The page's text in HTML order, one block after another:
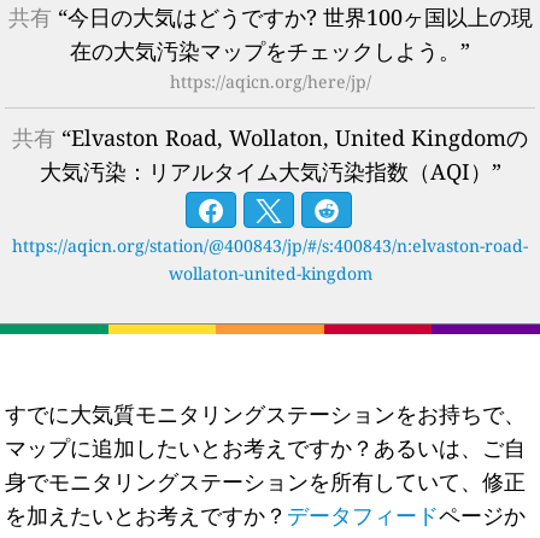
共有“今日の大気はどうですか? 世界100ヶ国以上の現
在の大気汚染マップをチェックしよう。”
https://aqicn.org/here/jp/
共有 “Elvaston Road, Wollaton, United Kingdomの
大気汚染：リアルタイム大気汚染指数（AQI）”
https://aqicn.org/station/@400843/jp/#/s:400843/n:elvaston-road-
wollaton-united-kingdom
すでに大気質モニタリングステーションをお持ちで、
マップに追加したいとお考えですか？あるいは、ご自
身でモニタリングステーションを所有していて、修正
を加えたいとお考えですか？ データフィードページか